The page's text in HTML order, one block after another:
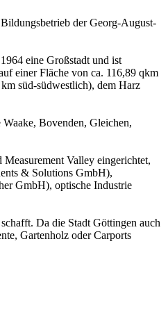
der Georg-August-
eine Großstadt und ist
einer Fläche von ca. 116,89 qkm
süd-südwestlich), dem Harz
Bovenden, Gleichen,
Valley eingerichtet,
& Solutions GmbH),
GmbH), optische Industrie
Da die Stadt Göttingen auch
Gartenholz oder Carports